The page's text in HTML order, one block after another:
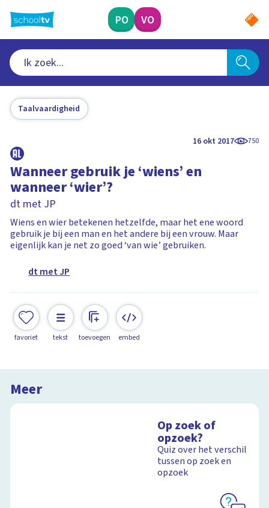
naar
hoofdinhoud
PO VO
Taalvaardigheid
16 okt 2017 750
Wanneer gebruik je ‘wiens’ en
wanneer ‘wier’?
dt met JP
Wiens en wier betekenen hetzelfde, maar het ene woord
gebruik je bij een man en het andere bij een vrouw. Maar
eigenlijk kan je net zo goed ‘van wie’ gebruiken.
dt met JP
favoriet tekst toevoegen embed
Meer
Op zoek of
opzoek?
Quiz over het verschil
tussen op zoek en
opzoek